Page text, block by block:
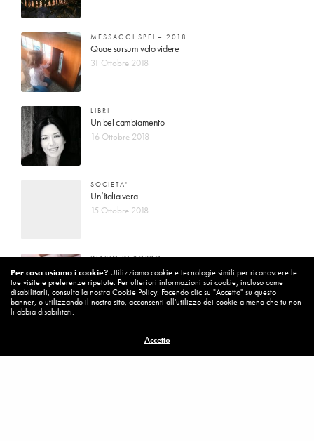
MESSAGGI SPEI – 2018
Quae sursum volo videre
31 Ottobre 2018
LIBRI
Un bel cambiamento
16 Ottobre 2018
SOCIETA'
Un’Italia vera
15 Ottobre 2018
DIARIO DI BORDO
La vita vince sempre
8 Ottobre 2018
Per cambiare ci vuole coraggio
8 Ottobre 2018
Per cosa usiamo i cookie? Utilizziamo cookie e tecnologie simili per riconoscere le
tue visite e preferenze ripetute. Per ulteriori informazioni sui cookie, incluso come
disabilitarli, consulta la nostraCookie Policy. Facendo clic su "Accetto" su questo
banner, o utilizzando il nostro sito, acconsenti all'utilizzo dei cookie a meno che tu non
li abbia disabilitati.
Accetto